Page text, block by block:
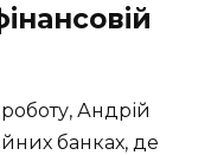
Андрій
банках, де